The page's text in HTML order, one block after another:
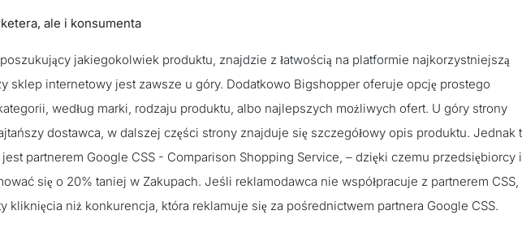
ale i konsumenta
jakiegokolwiek produktu, znajdzie z łatwością na platformie najkorzystniejszą
sklep internetowy jest zawsze u góry. Dodatkowo Bigshopper oferuje opcję prostego
według marki, rodzaju produktu, albo najlepszych możliwych ofert. U góry strony
dostawca, w dalszej części strony znajduje się szczegółowy opis produktu. Jednak
partnerem Google CSS - Comparison Shopping Service, – dzięki czemu przedsiębiorcy i
się o 20% taniej w Zakupach. Jeśli reklamodawca nie współpracuje z partnerem CSS,
kliknięcia niż konkurencja, która reklamuje się za pośrednictwem partnera Google CSS.